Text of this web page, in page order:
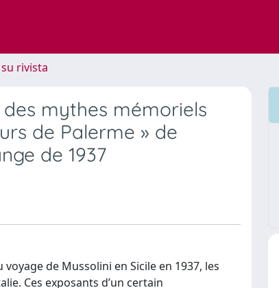
rivista
mythes mémoriels
de Palerme » de
de 1937
de Mussolini en Sicile en 1937, les
Ces exposants d’un certain